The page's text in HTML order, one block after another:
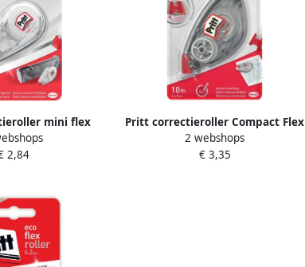
mini flex
op blister
2,84
Pritt correctieroller Compact Flex
6 mm x 10 m op blister
2 webshops
€ 3,35